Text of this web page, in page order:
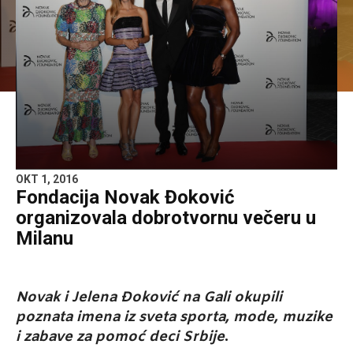
OKT 1, 2016
Fondacija Novak Đoković
organizovala dobrotvornu večeru u
Milanu
Novak i Jelena Đoković na Gali okupili
poznata imena iz sveta sporta, mode, muzike
i zabave za pomoć deci Srbije.